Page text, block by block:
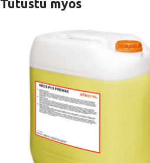
Tutustu myös